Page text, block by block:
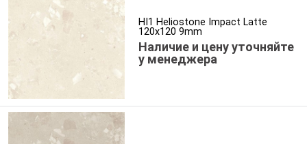
HI1 Heliostone Impact Latte
120x120 9mm
Наличие и цену уточняйте
у менеджера